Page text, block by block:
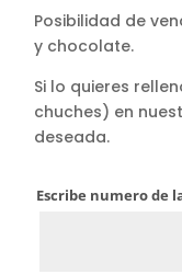
Posibilidad de
y chocolate.
Si lo quieres
chuches) en
deseada.
Escribe numero de